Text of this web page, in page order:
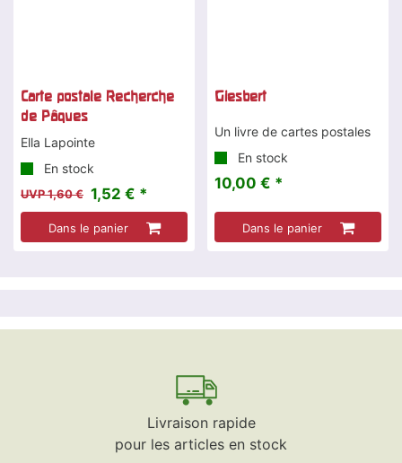
Carte postale Recherche
de Pâques
Ella Lapointe
En stock
UVP 1,60 € 1,52 € *
Dans le panier
Giesbert
Un livre de cartes postales
En stock
10,00 € *
Dans le panier
Livraison rapide
pour les articles en stock